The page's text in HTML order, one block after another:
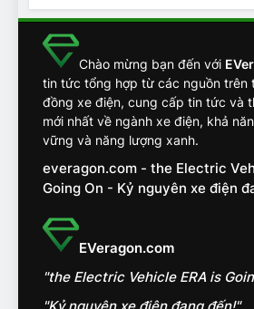
Chuyên gia
đối về an
VF8
ĐÁNH GIÁ XE
14
VinFast VF7
như thế nào?
ĐÁNH GIÁ XE
15
trên ngàn
CÔNG NGHỆ AI,
ROBOTAXI
Chào mừng bạn đến với
tin tức tổng hợp từ các nguồn trên
đồng xe điện, cung cấp tin tức và
mới nhất về ngành xe điện, khả
vững và năng lượng xanh.
everagon.com - the Electric
Going On - Kỷ nguyên xe điện
EVeragon.com
"the Electric Vehicle ERA is